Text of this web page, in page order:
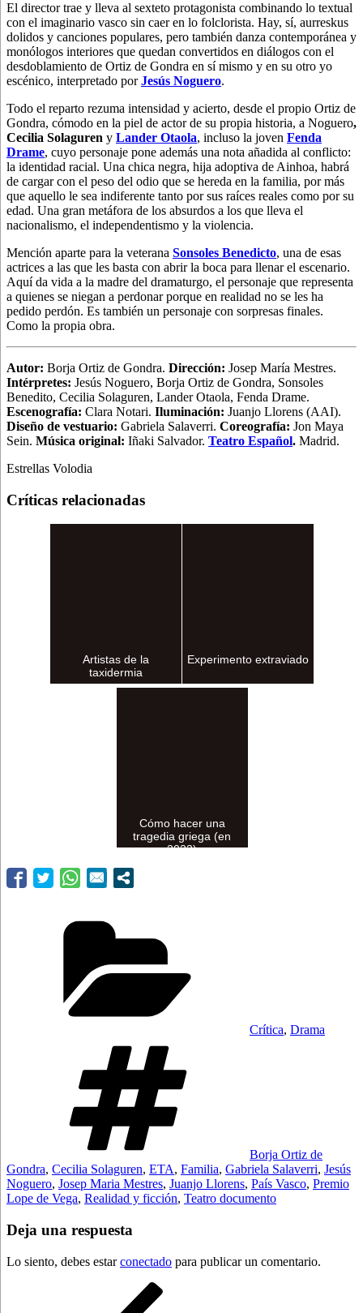
El director trae y lleva al sexteto protagonista combinando lo textual
con el imaginario vasco sin caer en lo folclorista. Hay, sí, aurreskus
dolidos y canciones populares, pero también danza contemporánea y
monólogos interiores que quedan convertidos en diálogos con el
desdoblamiento de Ortiz de Gondra en sí mismo y en su otro yo
escénico, interpretado porJesús Noguero.
Todo el reparto rezuma intensidad y acierto, desde el propio Ortiz de
Gondra, cómodo en la piel de actor de su propia historia, a Noguero,
Cecilia Solaguren y Lander Otaola, incluso la joven Fenda
Drame, cuyo personaje pone además una nota añadida al conflicto:
la identidad racial. Una chica negra, hija adoptiva de Ainhoa, habrá
de cargar con el peso del odio que se hereda en la familia, por más
que aquello le sea indiferente tanto por sus raíces reales como por su
edad. Una gran metáfora de los absurdos a los que lleva el
nacionalismo, el independentismo y la violencia.
Mención aparte para la veterana Sonsoles Benedicto, una de esas
actrices a las que les basta con abrir la boca para llenar el escenario.
Aquí da vida a la madre del dramaturgo, el personaje que representa
a quienes se niegan a perdonar porque en realidad no se les ha
pedido perdón. Es también un personaje con sorpresas finales.
Como la propia obra.
Autor: Borja Ortiz de Gondra. Dirección: Josep María Mestres.
Intérpretes: Jesús Noguero, Borja Ortiz de Gondra, Sonsoles
Benedito, Cecilia Solaguren, Lander Otaola, Fenda Drame.
Escenografía: Clara Notari. Iluminación: Juanjo Llorens (AAI).
Diseño de vestuario: Gabriela Salaverri. Coreografía: Jon Maya
Sein. Música original: Iñaki Salvador. Teatro Español. Madrid.
Estrellas Volodia
Críticas relacionadas
Artistas de la
taxidermia
Experimento extraviado
Cómo hacer una
tragedia griega (en
2023)
Crítica, Drama
Borja Ortiz de
Gondra, Cecilia Solaguren, ETA, Familia, Gabriela Salaverri, Jesús
Noguero, Josep Maria Mestres, Juanjo Llorens, País Vasco, Premio
Lope de Vega, Realidad y ficción, Teatro documento
Deja una respuesta
Lo siento, debes estarconectado para publicar un comentario.